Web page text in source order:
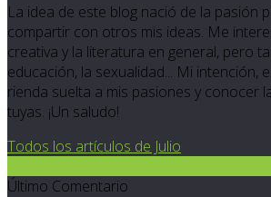
La idea de este blog nació de la pasión
compartir con otros mis ideas. Me
creativa y la literatura en general, pero
educación, la sexualidad... Mi intención,
rienda suelta a mis pasiones y conocer
tuyas. ¡Un saludo!
Todos los artículos de Julio
Último Comentario